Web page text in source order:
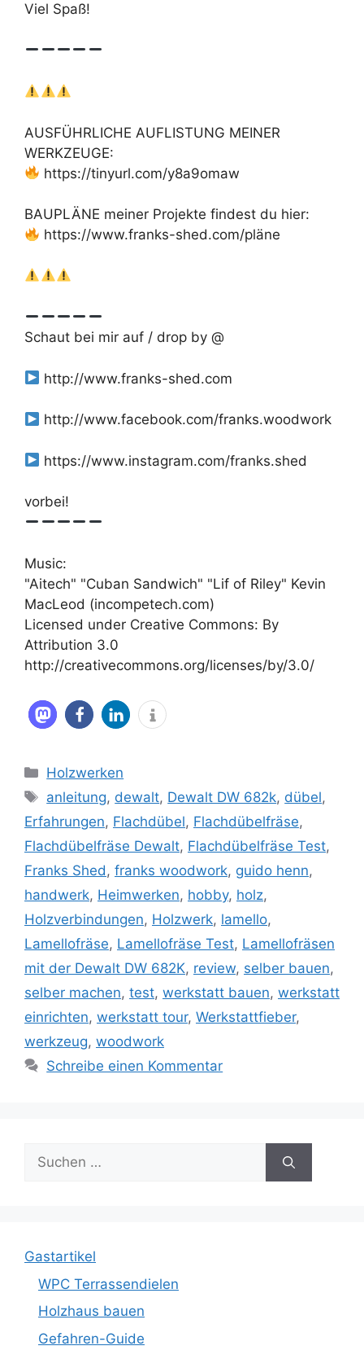
Viel Spaß!
AUSFÜHRLICHE AUFLISTUNG MEINER
WERKZEUGE:
https://tinyurl.com/y8a9omaw
BAUPLÄNE meiner Projekte findest du hier:
https://www.franks-shed.com/pläne
Schaut bei mir auf / drop by @
http://www.franks-shed.com
http://www.facebook.com/franks.woodwork
https://www.instagram.com/franks.shed
vorbei!
Music:
"Aitech" "Cuban Sandwich" "Lif of Riley" Kevin
MacLeod (incompetech.com)
Licensed under Creative Commons: By
Attribution 3.0
http://creativecommons.org/licenses/by/3.0/
Kategorien
Holzwerken
Schlagwörter
anleitung, dewalt, Dewalt DW 682k, dübel,
Erfahrungen, Flachdübel, Flachdübelfräse,
Flachdübelfräse Dewalt, Flachdübelfräse Test,
Franks Shed, franks woodwork, guido henn,
handwerk, Heimwerken, hobby, holz,
Holzverbindungen, Holzwerk, lamello,
Lamellofräse, Lamellofräse Test, Lamellofräsen
mit der Dewalt DW 682K, review, selber bauen,
selber machen, test, werkstatt bauen, werkstatt
einrichten, werkstatt tour, Werkstattfieber,
werkzeug, woodwork
Schreibe einen Kommentar
Suche
nach:
Gastartikel
WPC Terrassendielen
Holzhaus bauen
Gefahren-Guide